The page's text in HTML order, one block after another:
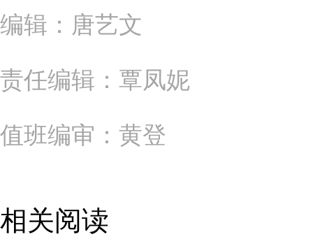
编辑：唐艺文
责任编辑：覃凤妮
值班编审：黄登
相关阅读